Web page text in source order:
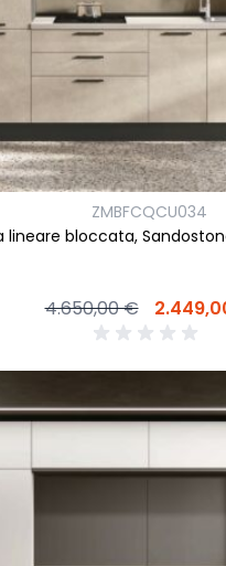
ZMBFCQCU034
lineare bloccata,
4.650,00 €